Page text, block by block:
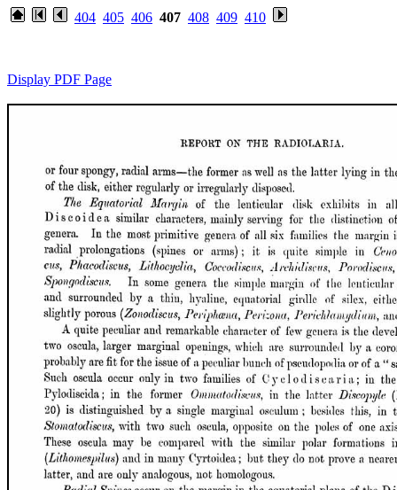
404 405 406 407 408 409 410
Display PDF Page